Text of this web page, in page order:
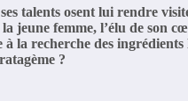
talents osent lui rendre
jeune femme, l’élu de son
la recherche des
?